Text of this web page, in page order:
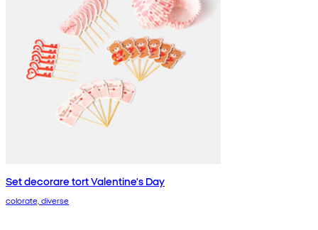
Set decorare tort Valentine's Day
colorate, diverse